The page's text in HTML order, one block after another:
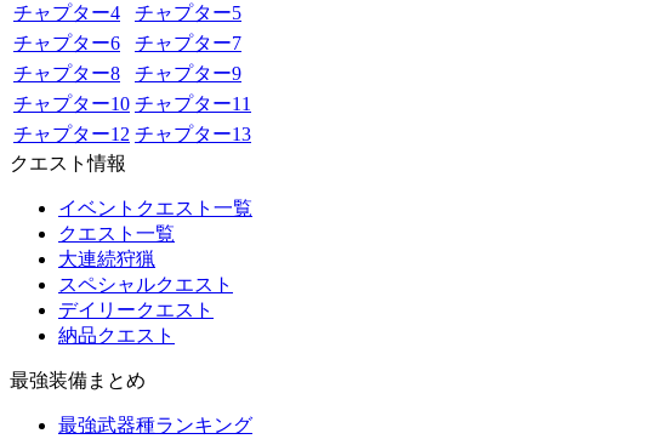
チャプター4
チャプター5
チャプター6
チャプター7
チャプター8
チャプター9
チャプター10 チャプター11
チャプター12 チャプター13
クエスト情報
イベントクエスト一覧
クエスト一覧
大連続狩猟
スペシャルクエスト
デイリークエスト
納品クエスト
最強装備まとめ
最強武器種ランキング